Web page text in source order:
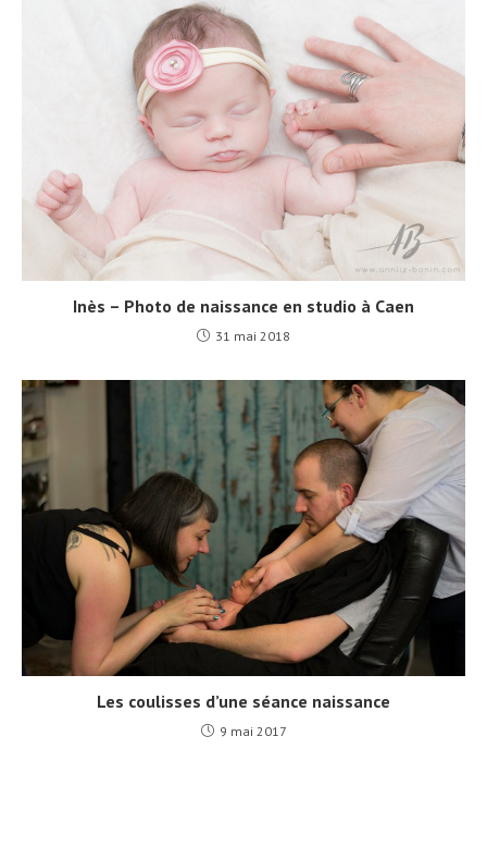
Inès – Photo de naissance en studio à Caen
31 mai 2018
Les coulisses d’une séance naissance
9 mai 2017